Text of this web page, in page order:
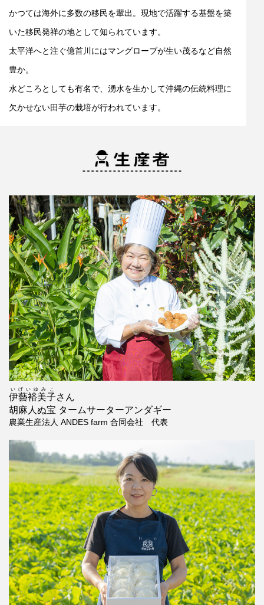
かつては海外に多数の移民を輩出。現地で活躍する基盤を築
いた移民発祥の地として知られています。
太平洋へと注ぐ億首川にはマングローブが生い茂るなど自然
豊か。
水どころとしても有名で、湧水を生かして沖縄の伝統料理に
欠かせない田芋の栽培が行われています。
伊藝裕美子
いげいゆみこ
さん
胡麻人ぬ宝 タームサーターアンダギー
農業生産法人 ANDES farm 合同会社 代表